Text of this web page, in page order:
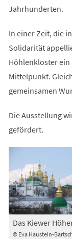
Jahrhunderten.
In einer Zeit, die
Solidarität
Höhlenkloster
Mittelpunkt.
gemeinsamen
Die Ausstellung
gefördert.
© Eva Haustein-
Das Kiewer